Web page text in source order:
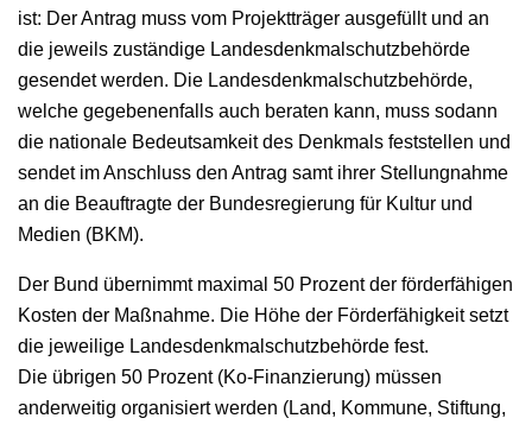
ist: Der Antrag muss vom Projektträger ausgefüllt und an
die jeweils zuständige Landesdenkmalschutzbehörde
gesendet werden. Die Landesdenkmalschutzbehörde,
welche gegebenenfalls auch beraten kann, muss sodann
die nationale Bedeutsamkeit des Denkmals feststellen und
sendet im Anschluss den Antrag samt ihrer Stellungnahme
an die Beauftragte der Bundesregierung für Kultur und
Medien (BKM).
Der Bund übernimmt maximal 50 Prozent der förderfähigen
Kosten der Maßnahme. Die Höhe der Förderfähigkeit setzt
die jeweilige Landesdenkmalschutzbehörde fest.
Die übrigen 50 Prozent (Ko-Finanzierung) müssen
anderweitig organisiert werden (Land, Kommune, Stiftung,